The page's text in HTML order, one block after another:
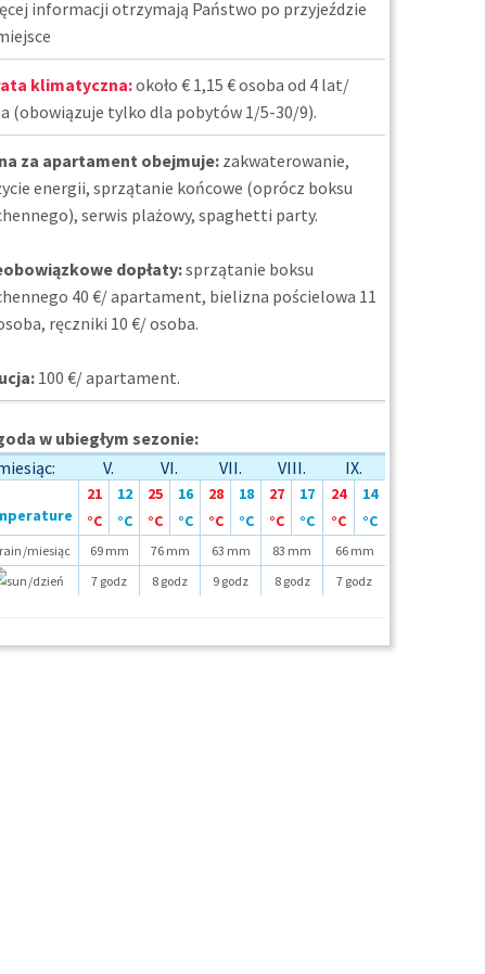
informacji otrzymają Państwo po przyjeździe
klimatyczna:około € 1,15 € osoba od 4 lat/
(obowiązuje tylko dla pobytów 1/5-30/9).
za apartament obejmuje:zakwaterowanie,
energii, sprzątanie końcowe (oprócz boksu
serwis plażowy, spaghetti party.
dopłaty:sprzątanie boksu
40 €/ apartament, bielizna pościelowa 11
ręczniki 10 €/ osoba.
100 €/ apartament.
w ubiegłym sezonie:
V. VI. VII. VIII. IX.
21
°C
12
°C
25
°C
16
°C
28
°C
18
°C
27
°C
17
°C
24
°C
14
°C
/miesiąc 69 mm 76 mm 63 mm 83 mm
66 mm
/dzień
7 godz 8 godz 9 godz 8 godz 7 godz